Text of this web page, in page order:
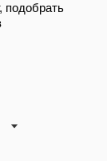
подобрать